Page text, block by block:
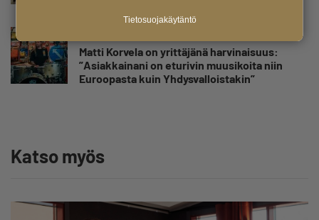
Matti Korvela on yrittäjänä harvinaisuus:
”Asiakkainani on eturivin muusikoita niin
Euroopasta kuin Yhdysvalloistakin”
Katso myös
Tietosuojakäytäntö